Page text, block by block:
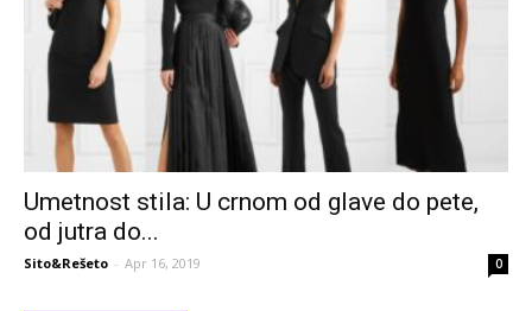
Umetnost stila: U crnom od glave do pete,
od jutra do...
Sito&Rešeto - Apr 16, 2019 0